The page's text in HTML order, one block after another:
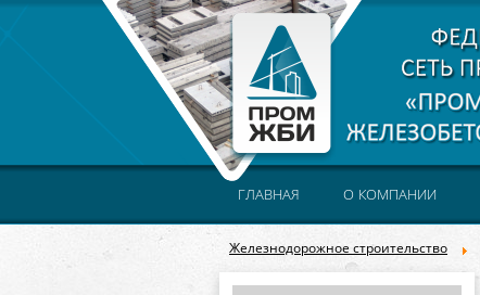
Железнодорожное строительство
ГЛАВНАЯ О КОМПАНИИ